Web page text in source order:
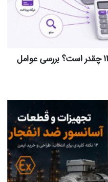
هزینه طراحی سایت در سال 1405 چقدر است؟ بررسی عوامل